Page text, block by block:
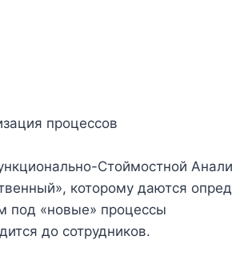
процессов
Стоймостной
которому даются
под «новые» процессы
до сотрудников.